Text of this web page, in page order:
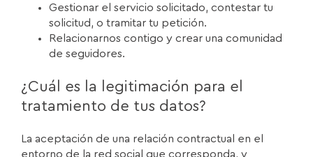
Gestionar el servicio solicitado, contestar tu
solicitud, o tramitar tu petición.
Relacionarnos contigo y crear una comunidad
de seguidores.
¿Cuál es la legitimación para el
tratamiento de tus datos?
La aceptación de una relación contractual en el
entorno de la red social que corresponda, y